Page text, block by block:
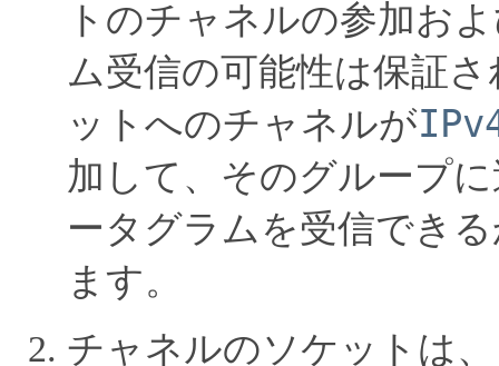
トのチャネルの参加お
ム受信の可能性は保証
ットへのチャネルが
加して、そのグループ
ータグラムを受信でき
ます。
チャネルのソケットは、